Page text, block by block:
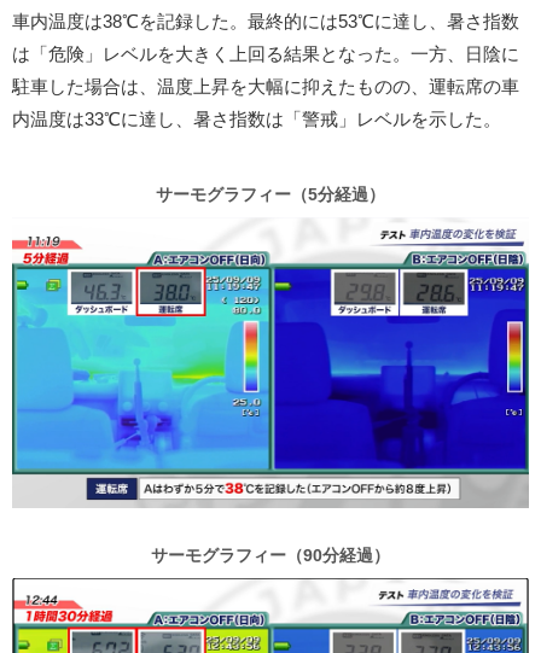
車内温度は38℃を記録した。最終的には53℃に達し、暑さ指数
は「危険」レベルを大きく上回る結果となった。一方、日陰に
駐車した場合は、温度上昇を大幅に抑えたものの、運転席の車
内温度は33℃に達し、暑さ指数は「警戒」レベルを示した。
サーモグラフィー（5分経過）
サーモグラフィー（90分経過）